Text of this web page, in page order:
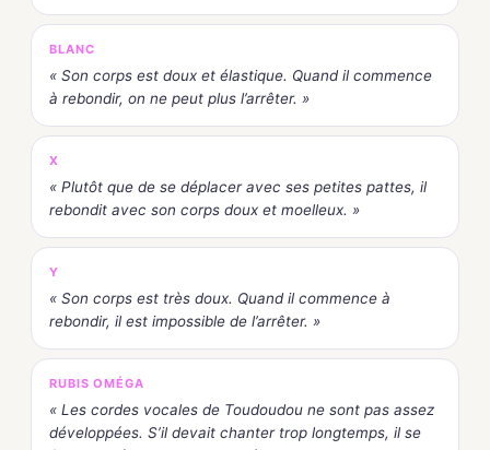
BLANC
« Son corps est doux et élastique. Quand il commence
à rebondir, on ne peut plus l’arrêter. »
X
« Plutôt que de se déplacer avec ses petites pattes, il
rebondit avec son corps doux et moelleux. »
Y
« Son corps est très doux. Quand il commence à
rebondir, il est impossible de l’arrêter. »
RUBIS OMÉGA
« Les cordes vocales de Toudoudou ne sont pas assez
développées. S’il devait chanter trop longtemps, il se